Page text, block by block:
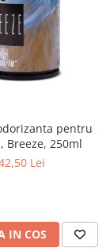
pentru
Breeze, 250ml
Lei
IN COS